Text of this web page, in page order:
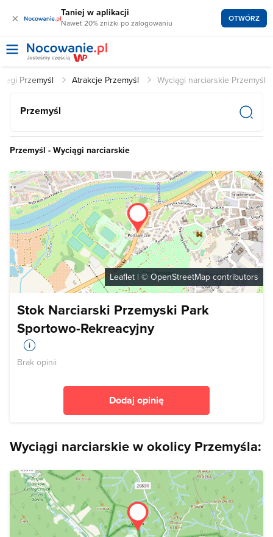
× Taniej w aplikacji
Nawet 20% zniżki po zalogowaniu OTWÓRZ
Przemyśl Atrakcje Przemyśl Wyciągi narciarskie Przemyśl
Przemyśl
Przemyśl - Wyciągi narciarskie
Leaflet | ©OpenStreetMap contributors
Stok Narciarski Przemyski Park
Sportowo-Rekreacyjny
Brak opinii
Dodaj opinię
Wyciągi narciarskie w okolicy Przemyśla: